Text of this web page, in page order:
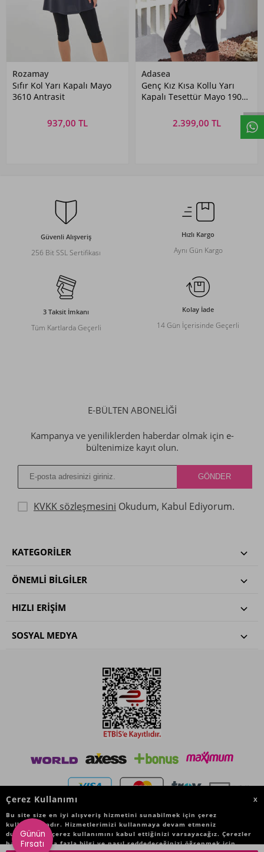
Rozamay
Sıfır Kol Yarı Kapalı Mayo
3610 Antrasit
937,00 TL
Adasea
Genç Kız Kısa Kollu Yarı
Kapalı Tesettür Mayo 1904
2.399,00 TL
Güvenli Alışveriş
256 Bit SSL Sertifikası
Hızlı Kargo
Aynı Gün Kargo
3 Taksit İmkanı
Tüm Kartlarda Geçerli
Kolay İade
14 Gün İçerisinde Geçerli
E-BÜLTEN ABONELİĞİ
Kampanya ve yeniliklerden haberdar olmak için e-
bültenimize kayıt olun.
KVKK sözleşmesini Okudum, Kabul Ediyorum.
KATEGORILER
ÖNEMLI BILGILER
HIZLI ERIŞIM
SOSYAL MEDYA
Çerez Kullanımı
X
Bu site size en iyi alışveriş hizmetini sunabilmek için çerez
kullanmaktadır. Hizmetlerimizi kullanmaya devam etmeniz
durumunda, çerez kullanımını kabul ettiğinizi varsayacağız. Çerezler
hakkında daha fazla bilgi ve nasıl reddedeceğinizi öğrenmek için
Günün
Fırsatı